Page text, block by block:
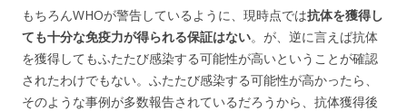
もちろんWHOが警告しているように、現時点では抗体を獲得し
ても十分な免疫力が得られる保証はない。が、逆に言えば抗体
を獲得してもふたたび感染する可能性が高いということが確認
されたわけでもない。ふたたび感染する可能性が高かったら、
そのような事例が多数報告されているだろうから、抗体獲得後